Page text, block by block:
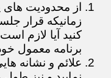
از محدودیت
زمانیکه قرار
کنید آیا لازم
برنامه معمول
علائم و نشانه